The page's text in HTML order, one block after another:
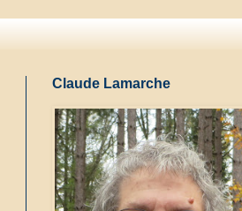
Claude Lamarche